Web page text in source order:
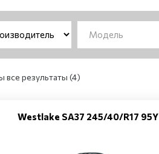
все результаты (4)
Westlake SA37 245/40/R17 95Y